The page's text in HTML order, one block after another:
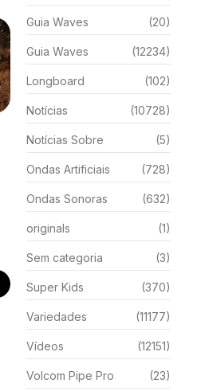
Guia Waves (20)
Guia Waves (12234)
Longboard (102)
Notícias (10728)
Notícias Sobre (5)
Ondas Artificiais (728)
Ondas Sonoras (632)
originals (1)
Sem categoria (3)
Super Kids (370)
Variedades (11177)
Vídeos (12151)
Volcom Pipe Pro (23)